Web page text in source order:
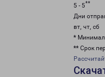
5 - 5**
Дни
вт, чт, сб
*
** Срок